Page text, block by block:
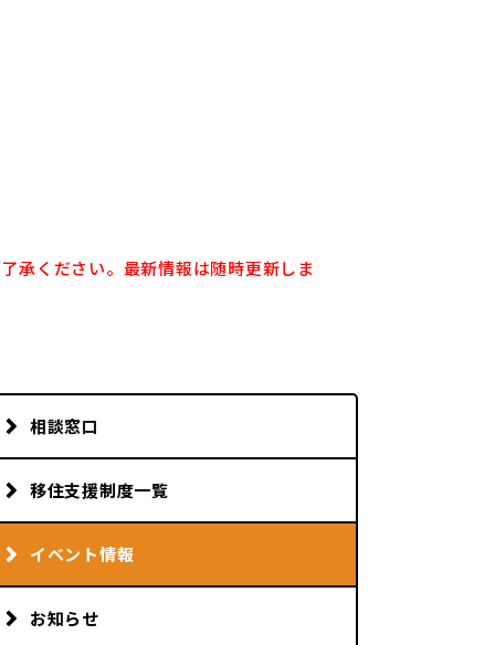
承ください。最新情報は随時更新しま
相談窓口
移住支援制度一覧
イベント情報
お知らせ